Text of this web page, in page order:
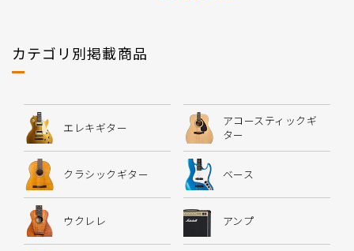
カテゴリ別掲載商品
エレキギター
アコースティックギ
ター
クラシックギター ベース
ウクレレ アンプ